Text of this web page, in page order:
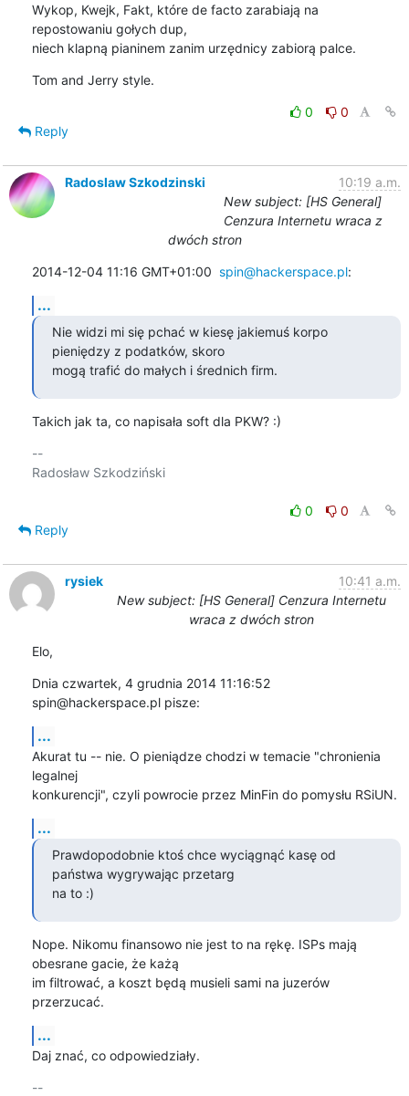
Wykop, Kwejk, Fakt, które de facto zarabiają na
repostowaniu gołych dup,
niech klapną pianinem zanim urzędnicy zabiorą palce.
Tom and Jerry style.
0
0
Reply
Radoslaw Szkodzinski
10:19 a.m.
New subject: [HS General]
Cenzura Internetu wraca z
dwóch stron
2014-12-04 11:16 GMT+01:00 spin@hackerspace.pl:
...
Nie widzi mi się pchać w kiesę jakiemuś korpo
pieniędzy z podatków, skoro
mogą trafić do małych i średnich firm.
Takich jak ta, co napisała soft dla PKW? :)
--
Radosław Szkodziński
0
0
Reply
rysiek
10:41 a.m.
New subject: [HS General] Cenzura Internetu
wraca z dwóch stron
Elo,
Dnia czwartek, 4 grudnia 2014 11:16:52
spin@hackerspace.pl pisze:
...
Akurat tu -- nie. O pieniądze chodzi w temacie "chronienia
legalnej
konkurencji", czyli powrocie przez MinFin do pomysłu RSiUN.
...
Prawdopodobnie ktoś chce wyciągnąć kasę od
państwa wygrywając przetarg
na to :)
Nope. Nikomu finansowo nie jest to na rękę. ISPs mają
obesrane gacie, że każą
im filtrować, a koszt będą musieli sami na juzerów
przerzucać.
...
Daj znać, co odpowiedziały.
--